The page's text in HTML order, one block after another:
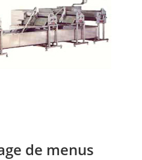
de menus